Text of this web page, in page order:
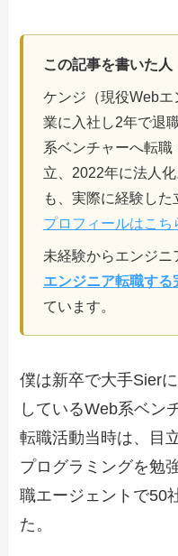
この記事を書いた人
ケンジ（現役Web
業に入社し2年で退
系ベンチャーへ転
立、2022年に法人
も、実際に経験した
プロフィールはこち
未経験からエンジニ
エンジニア転職す
ています。
僕は新卒で大手Sier
しているWeb系ベン
転職活動当時は、目
プログラミングを勉
職エージェントで50
た。